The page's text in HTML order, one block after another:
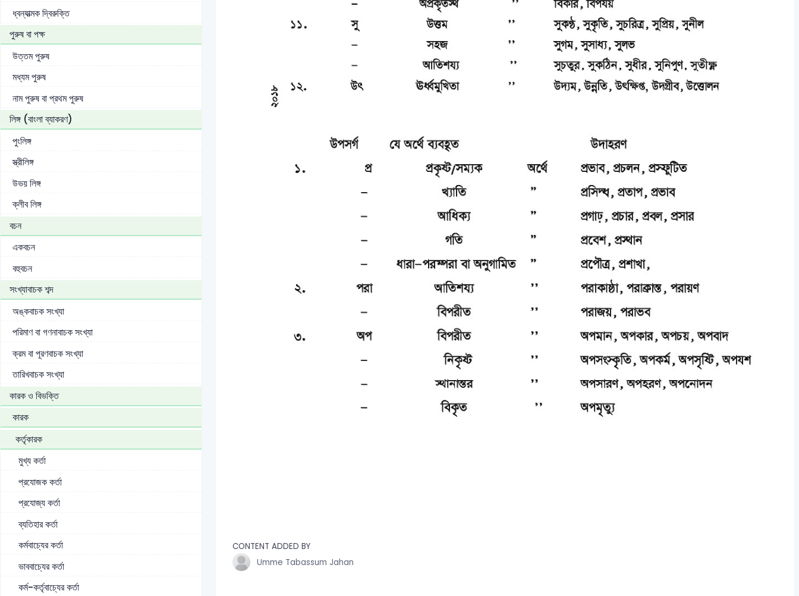
ধ্বন্যাত্মক দ্বিরুক্তি
পুরুষ বা পক্ষ
উত্তম পুরুষ
মধ্যম পুরুষ
নাম পুরুষ বা প্রথম পুরুষ
লিঙ্গ (বাংলা ব্যাকরণ)
পুংলিঙ্গ
স্ত্রীলিঙ্গ
উভয় লিঙ্গ
ক্লীব লিঙ্গ
বচন
একবচন
বহুবচন
সংখ্যাবাচক শব্দ
অঙ্কবাচক সংখ্যা
পরিমাণ বা গণনাবাচক সংখ্যা
ক্রম বা পূরণবাচক সংখ্যা
তারিখবাচক সংখ্যা
কারক ও বিভক্তি
কারক
কর্তৃকারক
মুখ্য কর্তা
প্রযোজক কর্তা
প্রযোজ্য কর্তা
ব্যতিহার কর্তা
কর্মবাচ্যের কর্তা
ভাববাচ্যের কর্তা
কর্ম-কর্তৃবাচ্যের কর্তা
CONTENT ADDED BY
Umme Tabassum Jahan